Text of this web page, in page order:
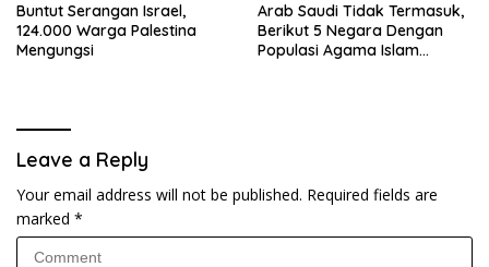
Buntut Serangan Israel,
124.000 Warga Palestina
Mengungsi
Arab Saudi Tidak Termasuk,
Berikut 5 Negara Dengan
Populasi Agama Islam
Leave a Reply
Your email address will not be published. Required fields are
marked *